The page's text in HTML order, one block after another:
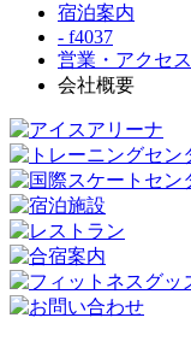
宿泊案内
- f4037
営業・アクセス
会社概要